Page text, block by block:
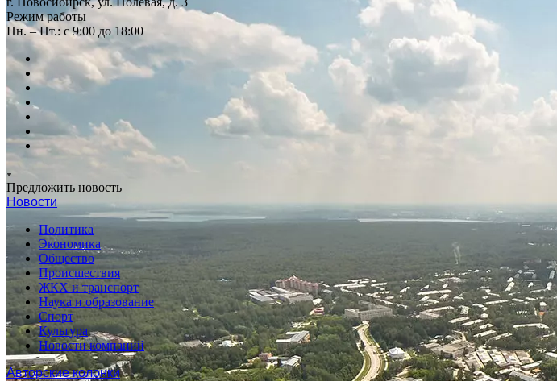
Режим работы
Пн. – Пт.: с 9:00 до 18:00
Предложить новость
Новости
Политика
Экономика
Общество
Происшествия
ЖКХ и транспорт
Наука и образование
Спорт
Культура
Новости компаний
Авторские колонки